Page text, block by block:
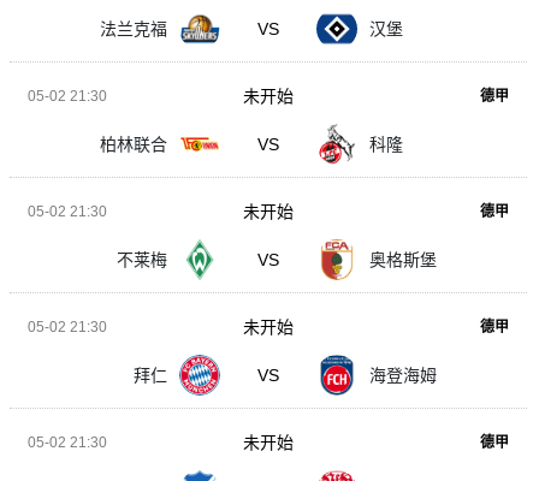
法兰克福 VS 汉堡
05-02 21:30 德甲
柏林联合 VS 科隆
未开始
05-02 21:30 德甲
不莱梅 VS 奥格斯堡
未开始
05-02 21:30 德甲
拜仁 VS 海登海姆
未开始
05-02 21:30 德甲
未开始